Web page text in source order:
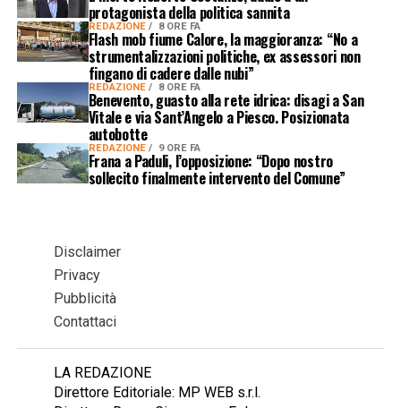
protagonista della politica sannita
REDAZIONE 8 ORE FA
Flash mob fiume Calore, la maggioranza: “No a
strumentalizzazioni politiche, ex assessori non
fingano di cadere dalle nubi”
REDAZIONE 8 ORE FA
Benevento, guasto alla rete idrica: disagi a San
Vitale e via Sant’Angelo a Piesco. Posizionata
autobotte
REDAZIONE 9 ORE FA
Frana a Paduli, l’opposizione: “Dopo nostro
sollecito finalmente intervento del Comune”
Disclaimer
Privacy
Pubblicità
Contattaci
LA REDAZIONE
Direttore Editoriale: MP WEB s.r.l.